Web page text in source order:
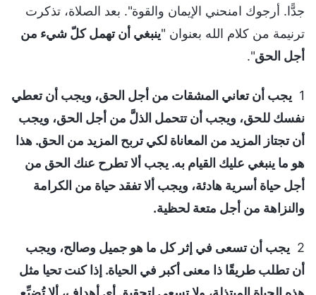
جدًّا. أرجوك امنحني الإيمان والقوة". بعد الصلاة، تذكرت
ترنيمة من كلام الله بعنوان "ينبغي أن تهمل كلّ شيء من
أجل الحق".
1 يجب أن تعاني المشقات من أجل الحق، ويجب أن تعطي
نفسك للحق، ويجب أن تتحمل الذلَّ من أجل الحق، ويجب
أن تجتاز المزيد من المعاناة لكي تربح المزيد من الحق. هذا
هو ما ينبغي عليك القيام به. يجب ألا تطرح عنك الحق من
أجل حياة أسرية هادئة، ويجب ألا تفقد حياة من الكرامة
والنزاهة من أجل متعة لحظية.
2 يجب أن تسعى في إثر كل ما هو جميل وصالح، ويجب
أن تطلب طريقًا ذا معنى أكبر في الحياة. إذا كنت تحيا مثل